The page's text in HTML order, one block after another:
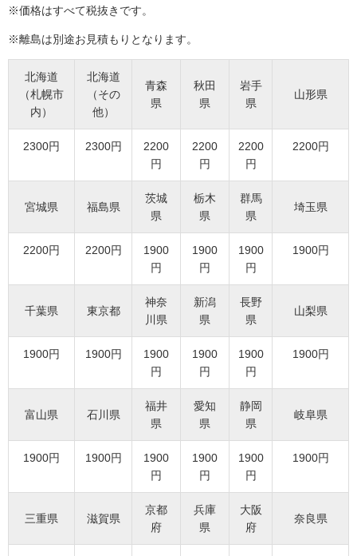
※価格はすべて税抜きです。
※離島は別途お見積もりとなります。
北海道
（札幌市
内）
北海道
（その
他）
青森
県
秋田
県
岩手
県
山形県
2300円 2300円
2200
円
2200
円
2200
円
2200円
宮城県 福島県
茨城
県
栃木
県
群馬
県
埼玉県
2200円 2200円
1900
円
1900
円
1900
円
1900円
千葉県 東京都
神奈
川県
新潟
県
長野
県
山梨県
1900円 1900円
1900
円
1900
円
1900
円
1900円
富山県 石川県
福井
県
愛知
県
静岡
県
岐阜県
1900円 1900円
1900
円
1900
円
1900
円
1900円
三重県 滋賀県
京都
府
兵庫
県
大阪
府
奈良県